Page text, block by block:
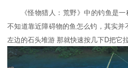
《怪物猎人：荒野》中的钓鱼是
不知道靠近障碍物的鱼怎么钓，其实
左边的石头堆游 那就快速按几下D把它拉